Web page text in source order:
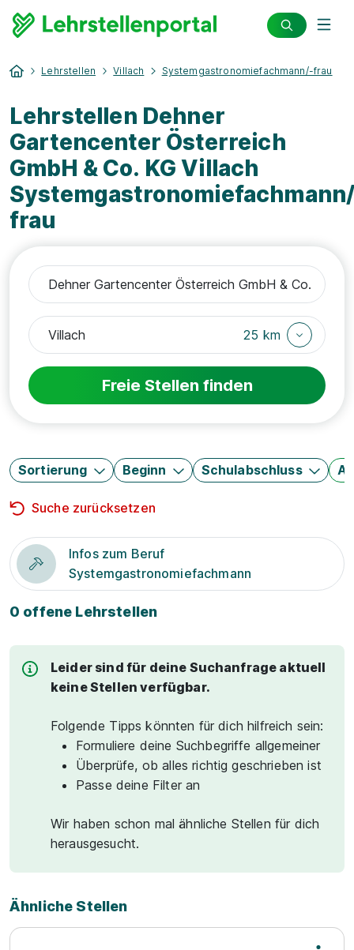
Lehrstellen Villach Systemgastronomiefachmann/-frau
Lehrstellen Dehner
Gartencenter Österreich
GmbH & Co. KG Villach
frau
25 km
Freie Stellen finden
Sortierung Beginn Schulabschluss
Suche zurücksetzen
Infos zum Beruf
Systemgastronomiefachmann
0 offene Lehrstellen
Leider sind für deine Suchanfrage aktuell
keine Stellen verfügbar.
Folgende Tipps könnten für dich hilfreich sein:
Formuliere deine Suchbegriffe allgemeiner
Überprüfe, ob alles richtig geschrieben ist
Passe deine Filter an
Wir haben schon mal ähnliche Stellen für dich
herausgesucht.
Ähnliche Stellen